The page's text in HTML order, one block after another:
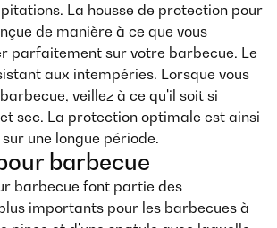
La housse de protection pour
de manière à ce que vous
parfaitement sur votre barbecue. Le
aux intempéries. Lorsque vous
veillez à ce qu'il soit si
sec. La protection optimale est ainsi
une longue période.
barbecue
barbecue font partie des
importants pour les barbecues à